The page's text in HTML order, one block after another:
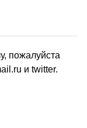
пожалуйста
и twitter.